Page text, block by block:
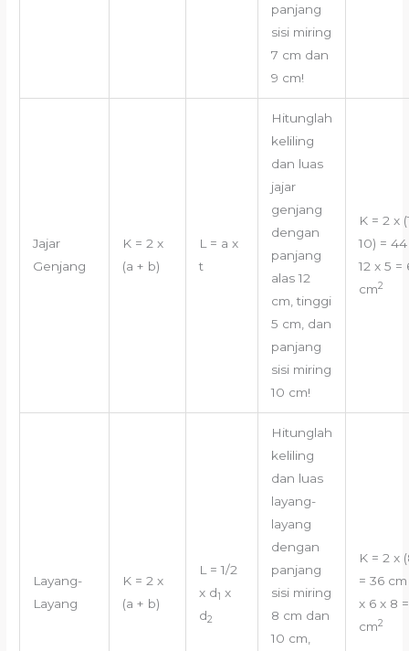
panjang
sisi miring
7 cm dan
9 cm!
Jajar
Genjang
K = 2 x
(a + b)
L = a x
t
Hitunglah
keliling
dan luas
jajar
genjang
dengan
panjang
alas 12
cm, tinggi
5 cm, dan
panjang
sisi miring
10 cm!
K = 2 x
10) =
12 x 5 =
cm2
Layang-
Layang
K = 2 x
(a + b)
L = 1/2
x d1 x
d2
Hitunglah
keliling
dan luas
layang-
layang
dengan
panjang
sisi miring
8 cm dan
10 cm,
K = 2 x
= 36
x 6 x 8
cm2